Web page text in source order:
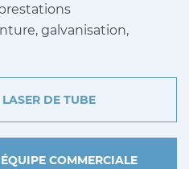
galvanisation,
DE TUBE
COMMERCIALE